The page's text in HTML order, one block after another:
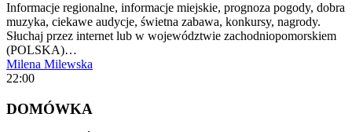
Informacje regionalne, informacje miejskie, prognoza pogody, dobra
muzyka, ciekawe audycje, świetna zabawa, konkursy, nagrody.
Słuchaj przez internet lub w województwie zachodniopomorskiem
(POLSKA)…
Milena Milewska
22:00
DOMÓWKA